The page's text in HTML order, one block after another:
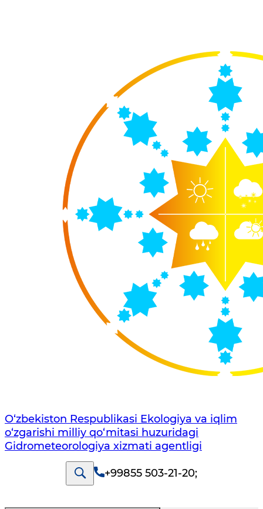
O‘zbekiston Respublikasi Ekologiya va iqlim
o‘zgarishi milliy qo‘mitasi huzuridagi
Gidrometeorologiya xizmati agentligi
+99855 503-21-20;